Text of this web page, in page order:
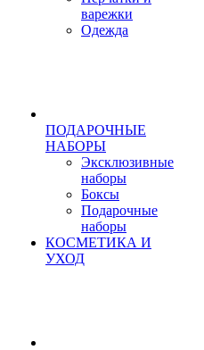
варежки
Одежда
ПОДАРОЧНЫЕ
НАБОРЫ
Эксклюзивные
наборы
Боксы
Подарочные
наборы
КОСМЕТИКА И
УХОД